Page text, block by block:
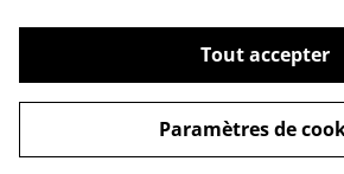
©2026Les créas de Pounette
Tout accepter
Paramètres de